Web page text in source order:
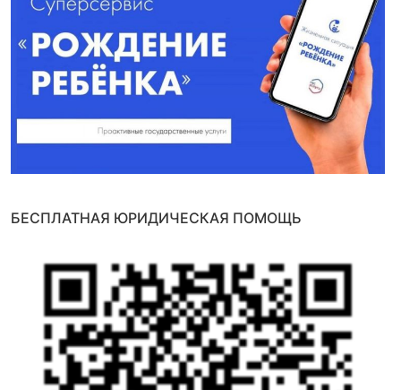
БЕСПЛАТНАЯ ЮРИДИЧЕСКАЯ ПОМОЩЬ